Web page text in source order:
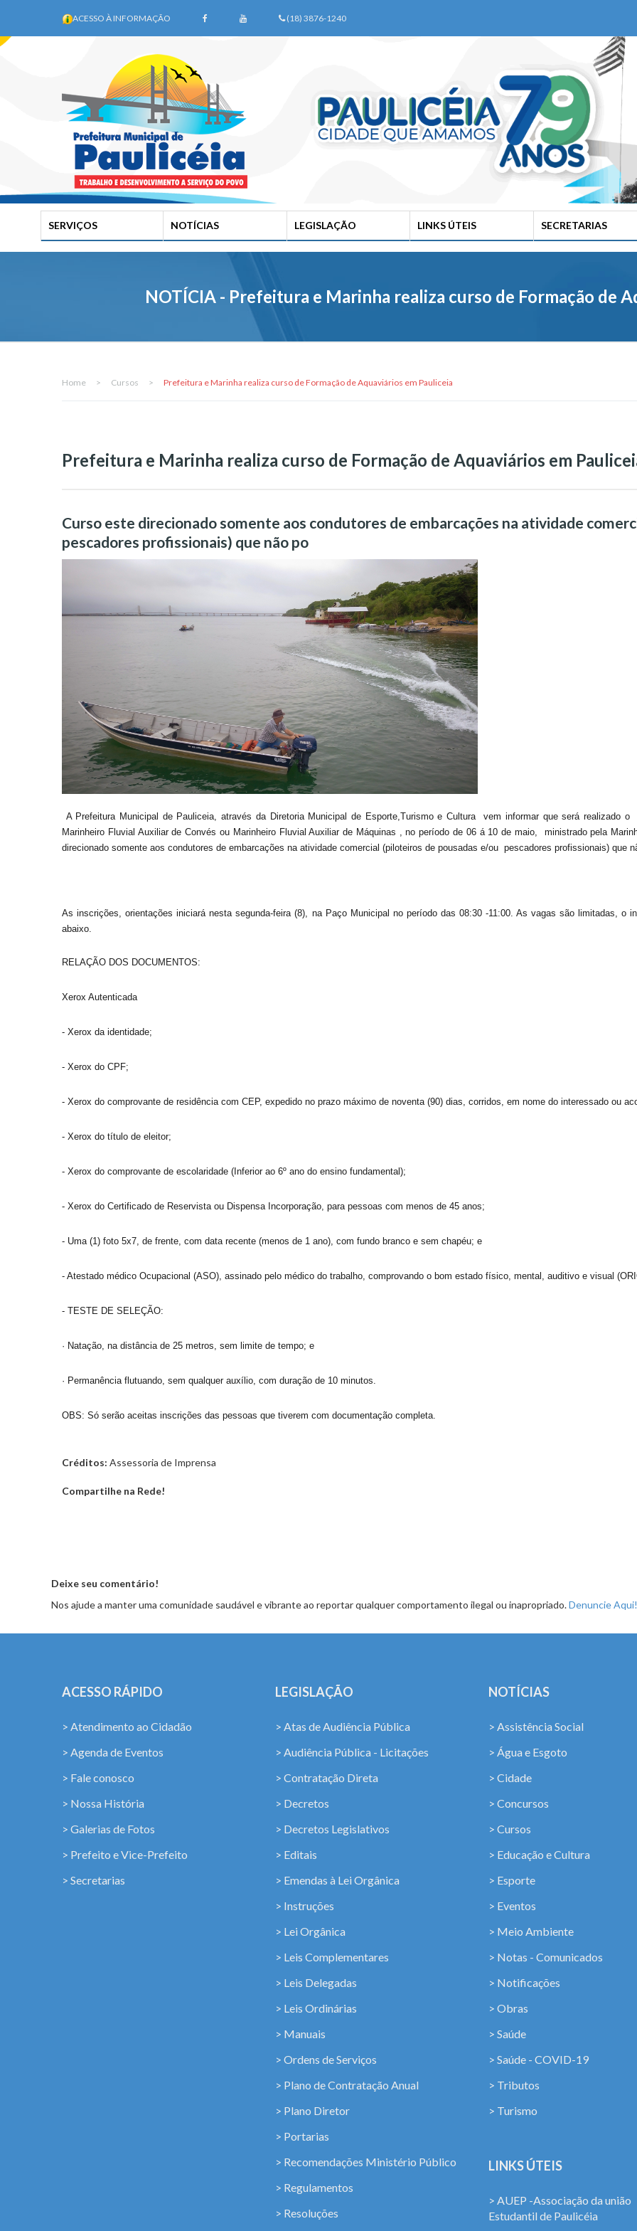
ACESSO À INFORMAÇÃO (18) 3876-1240
SERVIÇOS NOTÍCIAS LEGISLAÇÃO LINKS ÚTEIS SECRETARIAS
NOTÍCIA - Prefeitura e Marinha realiza curso de Formação de
Home > Cursos > Prefeitura e Marinha realiza curso de Formação de Aquaviários em Pauliceia
Prefeitura e Marinha realiza curso de Formação de Aquaviários em
Curso este direcionado somente aos condutores de embarcações na atividade
pescadores profissionais) que não po
A Prefeitura Municipal de Pauliceia, através da Diretoria Municipal de Esporte,Turismo e Cultura vem informar que será realizado o
Marinheiro Fluvial Auxiliar de Convés ou Marinheiro Fluvial Auxiliar de Máquinas , no período de 06 á 10 de maio,
ministrado pela
direcionado somente aos condutores de embarcações na atividade comercial (piloteiros de pousadas e/ou pescadores profissionais) que
As inscrições, orientações iniciará nesta segunda-feira (8), na Paço Municipal no período das 08:30 -11:00. As vagas são limitadas, o
abaixo.
RELAÇÃO DOS DOCUMENTOS:
Xerox Autenticada
- Xerox da identidade;
- Xerox do CPF;
- Xerox do comprovante de residência com CEP, expedido no prazo máximo de noventa (90) dias, corridos, em nome do interessado ou
- Xerox do título de eleitor;
- Xerox do comprovante de escolaridade (Inferior ao 6º ano do ensino fundamental);
- Xerox do Certificado de Reservista ou Dispensa Incorporação, para pessoas com menos de 45 anos;
- Uma (1) foto 5x7, de frente, com data recente (menos de 1 ano), com fundo branco e sem chapéu; e
- Atestado médico Ocupacional (ASO), assinado pelo médico do trabalho, comprovando o bom estado físico, mental, auditivo e visual
- TESTE DE SELEÇÃO:
· Natação, na distância de 25 metros, sem limite de tempo; e
· Permanência flutuando, sem qualquer auxílio, com duração de 10 minutos.
OBS: Só serão aceitas inscrições das pessoas que tiverem com documentação completa.
Créditos: Assessoria de Imprensa
Compartilhe na Rede!
Deixe seu comentário!
Nos ajude a manter uma comunidade saudável e vibrante ao reportar qualquer comportamento ilegal ou inapropriado.Denuncie Aqui!
ACESSO RÁPIDO
> Atendimento ao Cidadão
> Agenda de Eventos
> Fale conosco
> Nossa História
> Galerias de Fotos
> Prefeito e Vice-Prefeito
> Secretarias
LEGISLAÇÃO
> Atas de Audiência Pública
> Audiência Pública - Licitações
> Contratação Direta
> Decretos
> Decretos Legislativos
> Editais
> Emendas à Lei Orgânica
> Instruções
> Lei Orgânica
> Leis Complementares
> Leis Delegadas
> Leis Ordinárias
> Manuais
> Ordens de Serviços
> Plano de Contratação Anual
> Plano Diretor
> Portarias
> Recomendações Ministério Público
> Regulamentos
> Resoluções
NOTÍCIAS
> Assistência Social
> Água e Esgoto
> Cidade
> Concursos
> Cursos
> Educação e Cultura
> Esporte
> Eventos
> Meio Ambiente
> Notas - Comunicados
> Notificações
> Obras
> Saúde
> Saúde - COVID-19
> Tributos
> Turismo
LINKS ÚTEIS
> AUEP -Associação da união
Estudantil de Paulicéia